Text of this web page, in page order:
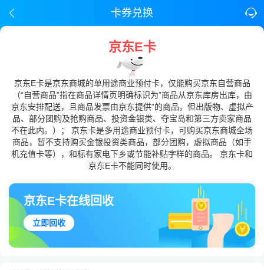
卡券兑换
京东E卡
京东E卡是京东商城的单用途商业预付卡，仅能购买京东自营商品
（“自营商品”指在商品详情页明确标识为”商品从京东库房出库，由
京东安排配送，且商品发票由京东提供”的商品，但出版物、虚拟产
品、部分团购及抢购商品、投资金银类、夺宝岛和第三方卖家商品
不在此内。）； 京东卡是多用途商业预付卡，可购买京东商城全场
商品，暂不支持购买金银投资类商品，部分团购，虚拟商品（如手
机充值卡等），和标有家电下乡或节能补贴字样的商品。 京东卡和
京东E卡不能同时使用。
京东E卡在线回收
立即回收